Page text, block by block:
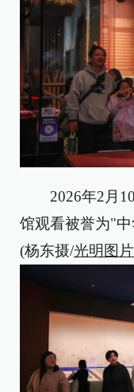
2026年2月10
馆观看被誉为"中
(杨东摄/光明图片